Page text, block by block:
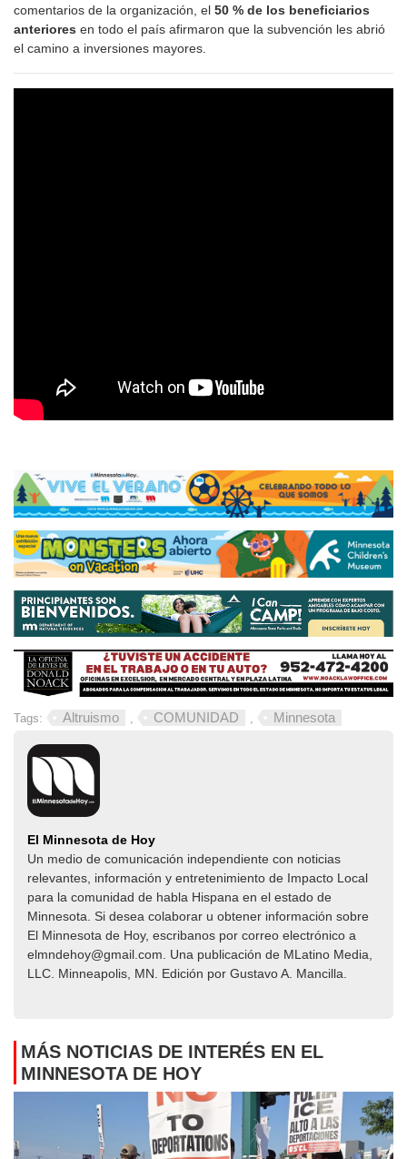
comentarios de la organización, el 50 % de los beneficiarios
anteriores en todo el país afirmaron que la subvención les abrió
el camino a inversiones mayores.
Tags: Altruismo , COMUNIDAD , Minnesota
El Minnesota de Hoy
Un medio de comunicación independiente con noticias
relevantes, información y entretenimiento de Impacto Local​​
para la comunidad de habla Hispana en el estado de
Minnesota. Si desea colaborar u obtener información sobre
El Minnesota de Hoy, escribanos por correo electrónico a
elmndehoy@gmail.com. Una publicación de MLatino Media,
LLC. Minneapolis, MN. Edición por Gustavo A. Mancilla.
MÁS NOTICIAS DE INTERÉS EN EL
MINNESOTA DE HOY